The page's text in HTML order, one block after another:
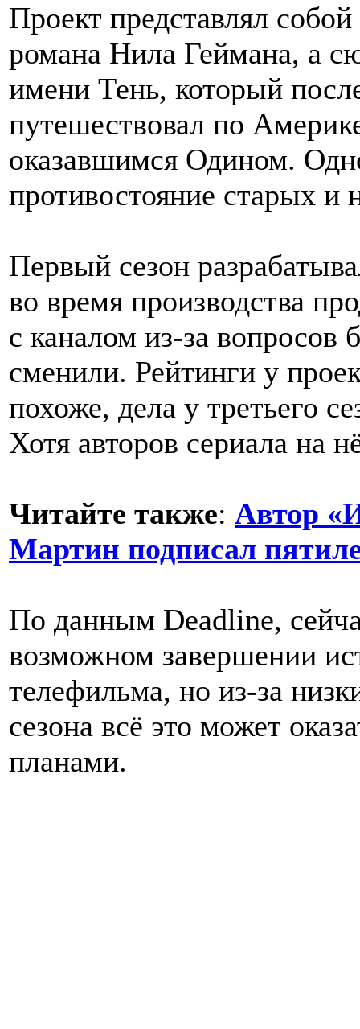
Проект представлял
романа Нила Геймана, а
имени Тень, который
путешествовал по
оказавшимся Одином.
противостояние старых и
Первый сезон
во время производства
с каналом из-за вопросов
сменили. Рейтинги у
похоже, дела у третьего
Хотя авторов сериала на
Читайте также: Автор
Мартин подписал
По данным Deadline,
возможном завершении
телефильма, но из-за
сезона всё это может
планами.